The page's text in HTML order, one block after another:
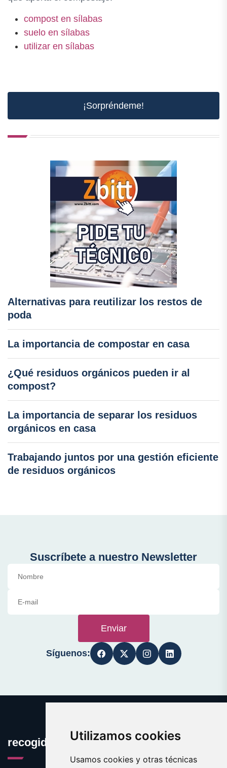
Utilizamos cookies
Usamos cookies y otras técnicas
compost en sílabas
suelo en sílabas
utilizar en sílabas
¡Sorpréndeme!
Alternativas para reutilizar los restos de
poda
La importancia de compostar en casa
¿Qué residuos orgánicos pueden ir al
compost?
La importancia de separar los residuos
orgánicos en casa
Trabajando juntos por una gestión eficiente
de residuos orgánicos
Suscríbete a nuestro Newsletter
Enviar
Síguenos:
recogidaselectiva.com